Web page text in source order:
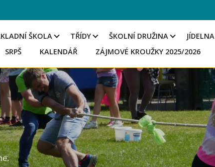
ŠKOLA TŘÍDY ŠKOLNÍ DRUŽINA JÍDELNA
SRPŠ KALENDÁŘ ZÁJMOVÉ KROUŽKY 2025/2026